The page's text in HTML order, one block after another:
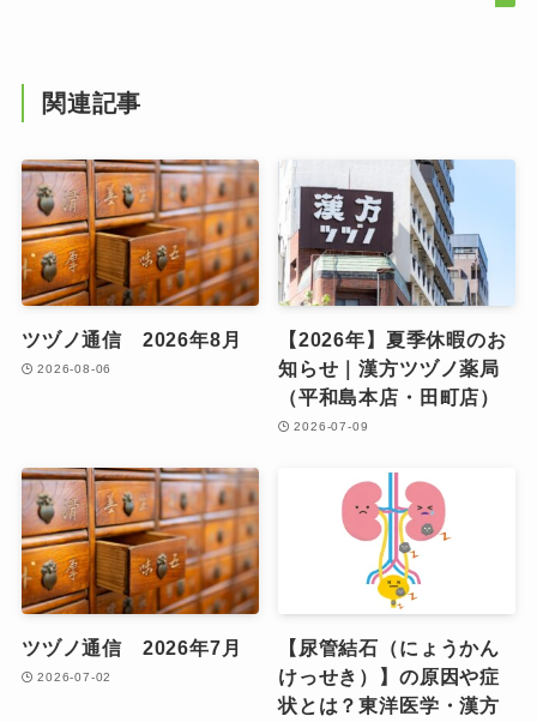
関連記事
ツヅノ通信 2026年8月
2026-08-06
【2026年】夏季休暇のお
知らせ｜漢方ツヅノ薬局
（平和島本店・田町店）
2026-07-09
ツヅノ通信 2026年7月
2026-07-02
【尿管結石（にょうかん
けっせき）】の原因や症
状とは？東洋医学・漢方